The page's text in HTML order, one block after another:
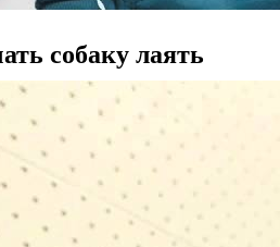
собаку лаять